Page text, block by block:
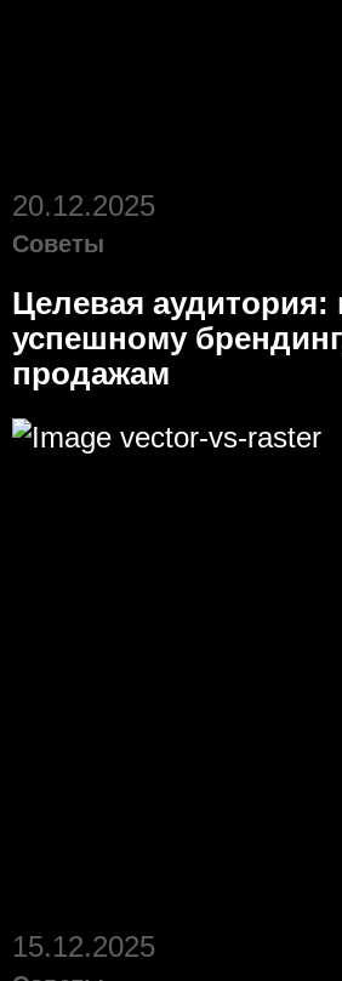
20.12.2025
Советы
Целевая аудитория:
успешному
продажам
15.12.2025